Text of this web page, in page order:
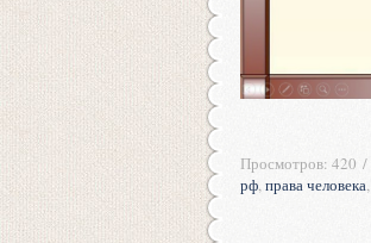
Просмотров: 420
рф,права человека,